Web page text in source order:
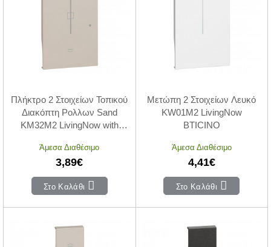
Πλήκτρο 2 Στοιχείων Τοπικού
Διακόπτη Ρολλων Sand
KM32M2 LivingNow with
Άμεσα Διαθέσιμο
3,89€
Στο Καλάθι
Μετώπη 2 Στοιχείων Λευκό
KW01M2 LivingNow
BTICINO
Άμεσα Διαθέσιμο
4,41€
Στο Καλάθι